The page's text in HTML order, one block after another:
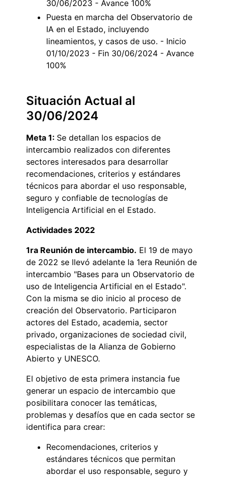
30/06/2023 - Avance 100%
Puesta en marcha del Observatorio de
IA en el Estado, incluyendo
lineamientos, y casos de uso. - Inicio
01/10/2023 - Fin 30/06/2024 - Avance
100%
Situación Actual al
30/06/2024
Meta 1: Se detallan los espacios de
intercambio realizados con diferentes
sectores interesados para desarrollar
recomendaciones, criterios y estándares
técnicos para abordar el uso responsable,
seguro y confiable de tecnologías de
Inteligencia Artificial en el Estado.
Actividades 2022
1ra Reunión de intercambio. El 19 de mayo
de 2022 se llevó adelante la 1era Reunión de
intercambio "Bases para un Observatorio de
uso de Inteligencia Artificial en el Estado".
Con la misma se dio inicio al proceso de
creación del Observatorio. Participaron
actores del Estado, academia, sector
privado, organizaciones de sociedad civil,
especialistas de la Alianza de Gobierno
Abierto y UNESCO.
El objetivo de esta primera instancia fue
generar un espacio de intercambio que
posibilitara conocer las temáticas,
problemas y desafíos que en cada sector se
identifica para crear:
Recomendaciones, criterios y
estándares técnicos que permitan
abordar el uso responsable, seguro y